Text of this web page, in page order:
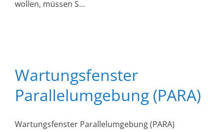
wollen, müssen S...
Wartungsfenster
Parallelumgebung (PARA)
Wartungsfenster Parallelumgebung (PARA)